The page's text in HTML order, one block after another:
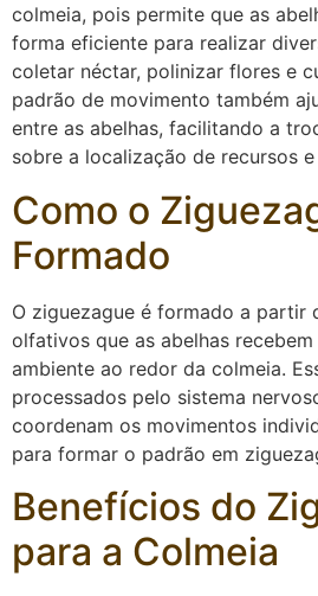
colmeia, pois permite que as
forma eficiente para realizar
coletar néctar, polinizar flores e
padrão de movimento também
entre as abelhas, facilitando a
sobre a localização de recursos
Como o
Formado
O ziguezague é formado a partir
olfativos que as abelhas
ambiente ao redor da colmeia.
processados pelo sistema
coordenam os movimentos
para formar o padrão em
Benefícios do
para a Colmeia